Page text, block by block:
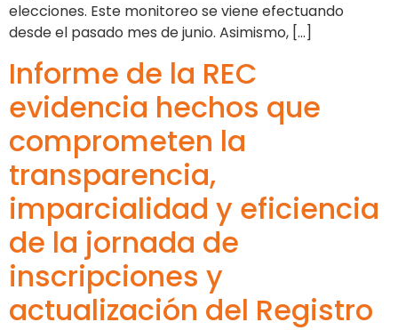
elecciones. Este monitoreo se viene efectuando
desde el pasado mes de junio. Asimismo, […]
Informe de la REC
evidencia hechos que
comprometen la
transparencia,
imparcialidad y eficiencia
de la jornada de
inscripciones y
actualización del Registro